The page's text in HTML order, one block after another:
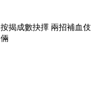
按揭成數抉擇 兩招補血伎
倆